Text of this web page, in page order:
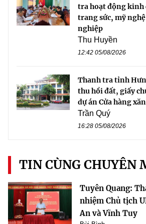
tra hoạt động kinh
trang sức, mỹ
nghiệp
Thu Huyền
12:42 05/08/2026
Thanh tra tỉnh
thu hồi đất, giấy
dự án Cửa hàng
Trần Quý
16:28 05/08/2026
TIN CÙNG CHUYÊN
Tuyên Quang:
nhiệm Chủ tịch
An và Vĩnh Tuy